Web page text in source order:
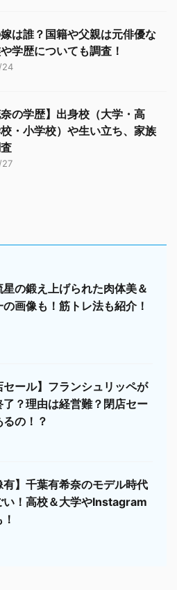
は誰？国籍や父親は元俳優な
学歴についても調査！
24
奈の学歴】出身校（大学・高
・小学校）や生い立ち、家族
星の鍛え上げられた肉体美＆
画像も！筋トレ法も紹介！
セール】フランシュリッペが
了？理由は経営難？閉店セー
の！？
有】千葉有希奈のモデル時代
い！高校＆大学やInstagram